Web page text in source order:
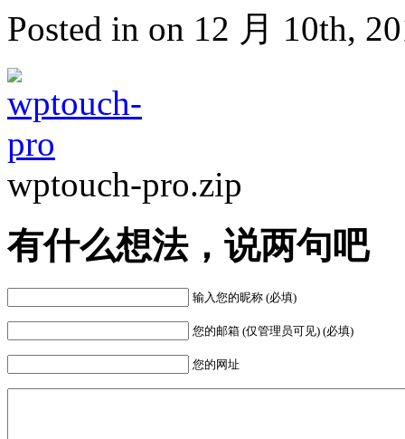
Posted in on 12 月 10th,
wptouch-pro.zip
有什么想法，说两句吧
输入您的昵称 (必填)
您的邮箱 (仅管理员可见) (必填)
您的网址